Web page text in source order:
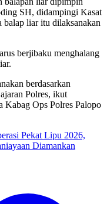
SH, didampingi Kasat
liar itu dilaksanakan
berjibaku menghalang
berdasarkan
Polres, ikut
Kabag Ops Polres Palopo
Pekat Lipu 2026,
Diamankan